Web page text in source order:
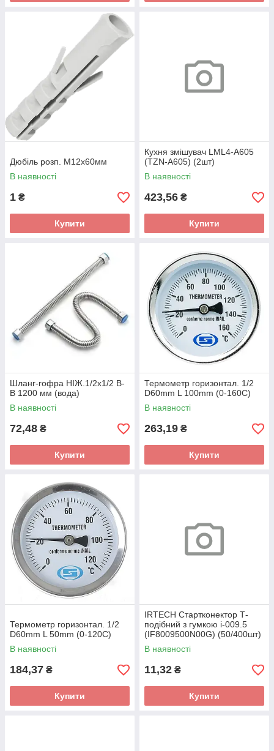
Дюбіль розп. М12х60мм
В наявності
1 ₴
Купити
Кухня змішувач LML4-A605
(TZN-A605) (2шт)
В наявності
423,56 ₴
Купити
Шланг-гофра НІЖ.1/2х1/2 В-
В 1200 мм (вода)
В наявності
72,48 ₴
Купити
Термометр горизонтал. 1/2
D60mm L 100mm (0-160С)
В наявності
263,19 ₴
Купити
Термометр горизонтал. 1/2
D60mm L 50mm (0-120С)
В наявності
184,37 ₴
Купити
IRTECH Стартконектор Т-
подібний з гумкою i-009.5
(IF8009500N00G) (50/400шт)
В наявності
11,32 ₴
Купити